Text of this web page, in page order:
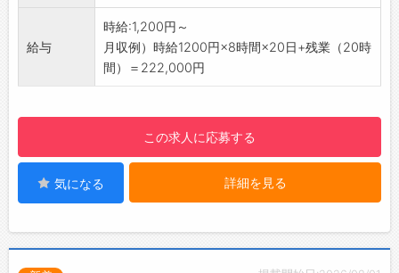
【設備】
・休憩スペース
・駐車場
☆----------------------------------------
☆
◆時間単位年休制度あり！
有給休暇は1時間分、2時間分と時間単位でも取
☆----------------------------------------
給与
時給:1,200円～
月収例）時給1200円×8時間×20日+残業（20時
間）＝222,000円
この求人に応募する
気になる 詳細を見る